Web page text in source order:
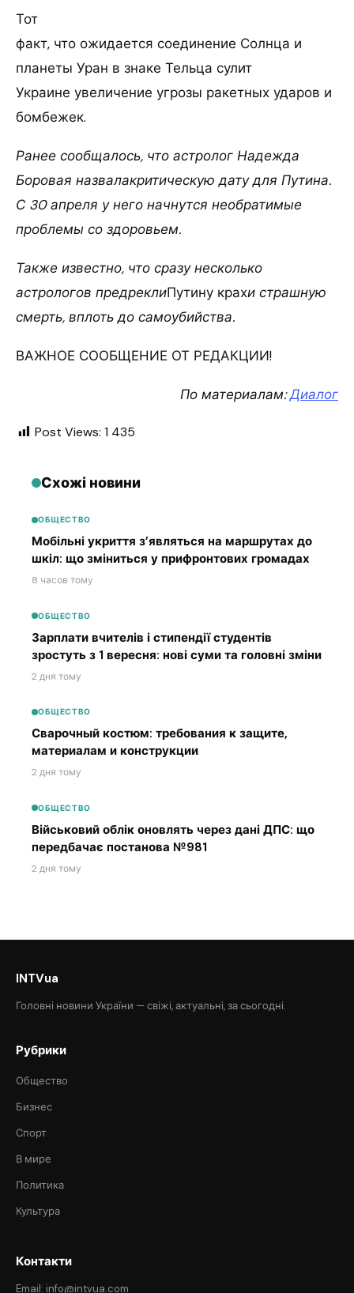
Тот
факт, что ожидается соединение Солнца и
планеты Уран в знаке Тельца сулит
Украине увеличение угрозы ракетных ударов и
бомбежек.
Ранее сообщалось, что астролог Надежда
Боровая назвалакритическую дату для Путина.
С 30 апреля у него начнутся необратимые
проблемы со здоровьем.
Также известно, что сразу несколько
астрологов предреклиПутину крахи страшную
смерть, вплоть до самоубийства.
ВАЖНОЕ СООБЩЕНИЕ ОТ РЕДАКЦИИ!
По материалам:Диалог
Post Views: 1 435
Схожі новини
ОБЩЕСТВО
Мобільні укриття з’являться на маршрутах до
шкіл: що зміниться у прифронтових громадах
8 часов тому
ОБЩЕСТВО
Зарплати вчителів і стипендії студентів
зростуть з 1 вересня: нові суми та головні зміни
2 дня тому
ОБЩЕСТВО
Сварочный костюм: требования к защите,
материалам и конструкции
2 дня тому
ОБЩЕСТВО
Військовий облік оновлять через дані ДПС: що
передбачає постанова №981
2 дня тому
INTVua
Головні новини України — свіжі, актуальні, за сьогодні.
Рубрики
Общество
Бизнес
Спорт
В мире
Политика
Культура
Контакти
Email: info@intvua.com